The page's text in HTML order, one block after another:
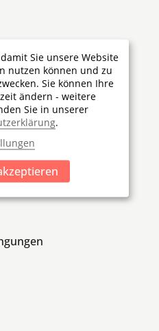
bis 18.00 Uhr
E-Mail)
Sie unsere Website
nutzen können und zu
Sie können Ihre
ändern - weitere
Sie in unserer
.